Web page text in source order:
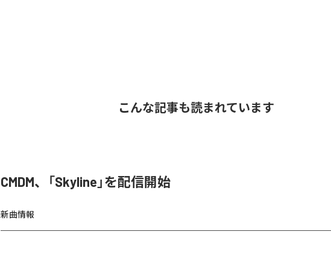
こんな記事も読まれています
CMDM、「Skyline」を配信開始
新曲情報